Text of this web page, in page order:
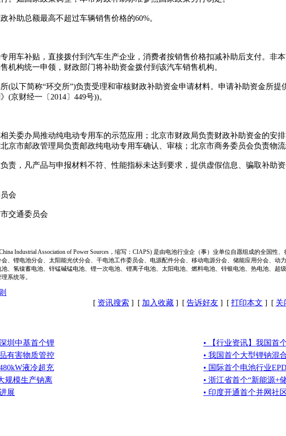
助总额最高不超过车辆销售价格的60%。
车补贴，直接拨付到汽车生产企业，消费者按销售价格扣减补助后支付。非
机构统一申领，财政部门将补助资金拨付到该汽车销售机构。
下简称“环交所”)负责受理和审核财政补助资金申请材料。申请补助资金所提
(京财经一〔2014〕449号))。
委办局推动纯电动专用车的示范应用；北京市财政局负责财政补助资金的安
京市邮政管理局负责邮政纯电动专用车确认、审核；北京市商务委员会负责物流
，凡产品与申报材料不符、性能指标未达到要求，提供虚假信息、骗取补助
会
交通委员会
Industrial Association of Power Sources，缩写：CIAPS) 是由电池行业企（事）业单位自愿组成的全国
、锂电池分会、太阳能光伏分会、干电池工作委员会、电源配件分会、移动电源分会、储能应用分会、动
、氢镍蓄电池、锌锰碱锰电池、锂一次电池、锂离子电池、太阳电池、燃料电池、锌银电池、热电池、
系统等。
[ 资讯搜索 ] [ 加入收藏 ] [ 告诉好友 ] [ 打印本文 ] [ 关
圳中基首个锂
• 【行业资讯】我国首
有害物质管控
• 我国首个大型锂钠混
液冷超充
• 国际首个电池行业
规模生产钠离
• 浙江省首个“新能源+
展
• 印度开通首个并网社